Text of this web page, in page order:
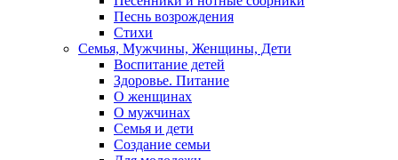
Песнь возрождения
Стихи
Семья, Мужчины, Женщины, Дети
Воспитание детей
Здоровье. Питание
О женщинах
О мужчинах
Семья и дети
Создание семьи